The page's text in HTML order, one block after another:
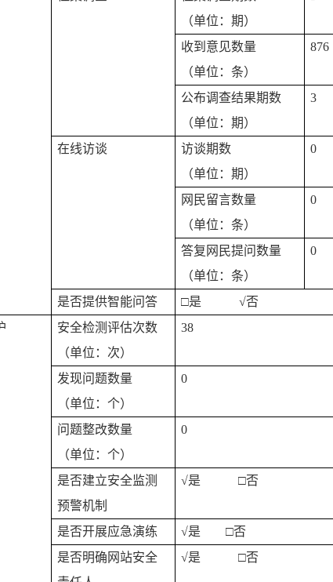
（单位：期）
收到意见数量
（单位：条）
876
公布调查结果期数
（单位：期）
3
在线访谈
访谈期数
（单位：期）
0
网民留言数量
（单位：条）
0
答复网民提问数量
（单位：条）
0
是否提供智能问答 □是√否
安全检测评估次数
（单位：次）
38
发现问题数量
（单位：个）
0
问题整改数量
（单位：个）
0
是否建立安全监测
预警机制
√是 □否
是否开展应急演练 √是□否
是否明确网站安全
√是 □否